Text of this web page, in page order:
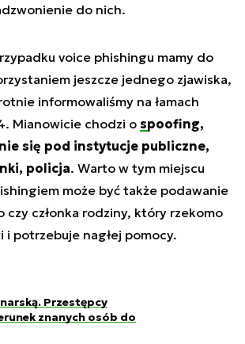
do nich.
voice phishingu mamy do
jeszcze jednego zjawiska,
informowaliśmy na łamach
Mianowicie chodzi o spoofing,
się pod instytucje publiczne,
policja. Warto w tym miejscu
może być także podawanie
czy członka rodziny, który rzekomo
i potrzebuje nagłej pomocy.
Przestępcy
znanych osób do